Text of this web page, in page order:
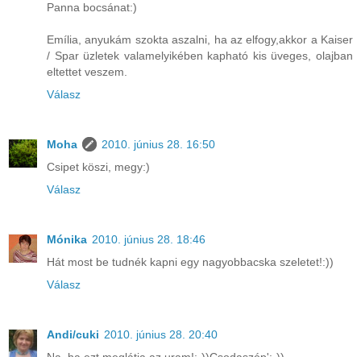
Panna bocsánat:)
Emília, anyukám szokta aszalni, ha az elfogy,akkor a Kaiser
/ Spar üzletek valamelyikében kapható kis üveges, olajban
eltettet veszem.
Válasz
Moha
2010. június 28. 16:50
Csipet köszi, megy:)
Válasz
Mónika 2010. június 28. 18:46
Hát most be tudnék kapni egy nagyobbacska szeletet!:))
Válasz
Andi/cuki 2010. június 28. 20:40